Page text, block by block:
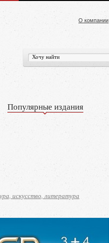
О компании
Популярные издания
искусство, литература